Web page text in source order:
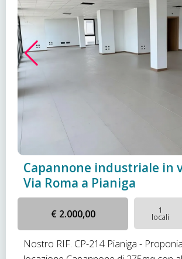
Capannone industriale in
Via Roma a Pianiga
€ 2.000,00 1
locali
Nostro RIF. CP-214 Pianiga -